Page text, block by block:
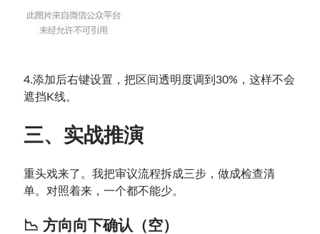
4.添加后右键设置，把区间透明度调到30%，这样不会
遮挡K线。
三、 实战推演
重头戏来了。我把审议流程拆成三步，做成检查清
单。对照着来，一个都不能少。
📉 方向向下确认（空）